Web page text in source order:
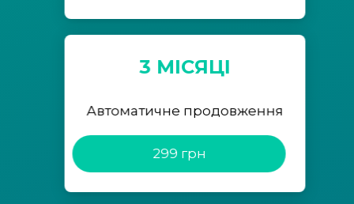
3 МІСЯЦІ
Автоматичне продовження
299 грн